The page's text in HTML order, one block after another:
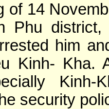
of 14
Phu
him
Kinh- Kha.
security